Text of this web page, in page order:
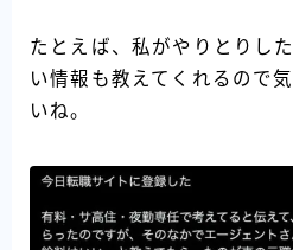
たとえば、私がやりとりし
い情報も教えてくれるので
いね。